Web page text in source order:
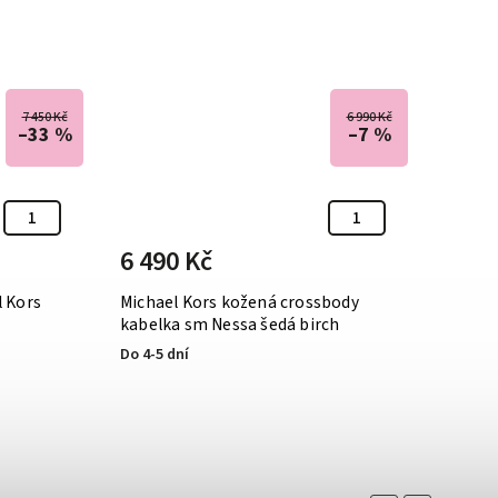
7 450 Kč
–33 %
Kors
6 990 Kč
–7 %
Michael Kors kožená crossbody
kabelka sm Nessa šedá birch
Do 4-5 dní
6 490 Kč